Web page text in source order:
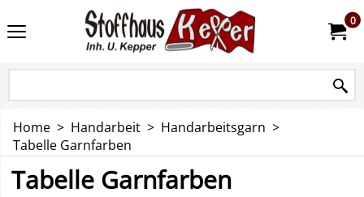
0
Home > Handarbeit > Handarbeitsgarn >
Tabelle Garnfarben
Tabelle Garnfarben